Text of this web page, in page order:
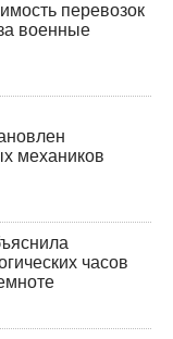
перевозок
военные
механиков
часов